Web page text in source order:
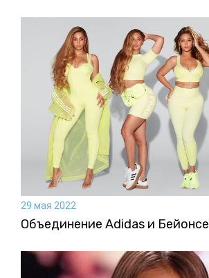
29 мая 2022
Объединение Adidas и Бейонсе